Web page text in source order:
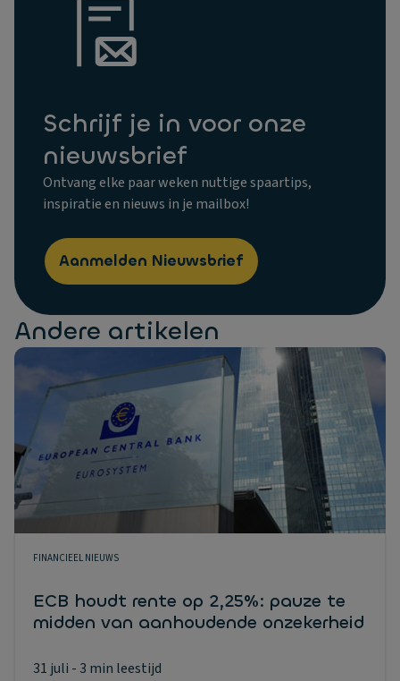
Schrijf je in voor onze
nieuwsbrief
Ontvang elke paar weken nuttige spaartips,
inspiratie en nieuws in je mailbox!
Aanmelden Nieuwsbrief
Andere artikelen
FINANCIEEL NIEUWS
ECB houdt rente op 2,25%: pauze te
midden van aanhoudende onzekerheid
31 juli - 3 min leestijd